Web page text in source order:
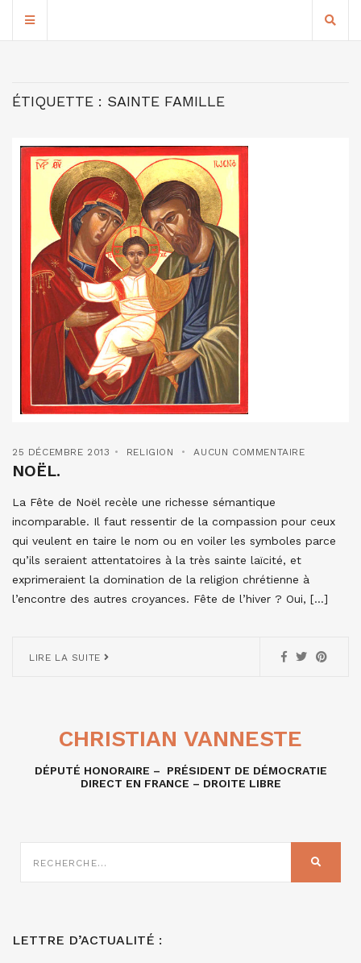
ÉTIQUETTE : SAINTE FAMILLE
25 DÉCEMBRE 2013 RELIGION AUCUN COMMENTAIRE
NOËL.
La Fête de Noël recèle une richesse sémantique
incomparable. Il faut ressentir de la compassion pour ceux
qui veulent en taire le nom ou en voiler les symboles parce
qu’ils seraient attentatoires à la très sainte laïcité, et
exprimeraient la domination de la religion chrétienne à
l’encontre des autres croyances. Fête de l’hiver ? Oui, […]
LIRE LA SUITE
CHRISTIAN VANNESTE
DÉPUTÉ HONORAIRE – PRÉSIDENT DE DÉMOCRATIE
DIRECT EN FRANCE – DROITE LIBRE
SUR
LETTRE D’ACTUALITÉ :